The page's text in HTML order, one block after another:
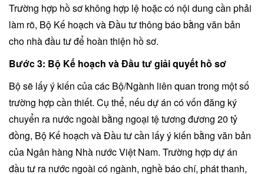
Trường hợp hồ sơ không hợp lệ hoặc có nội dung cần phải
làm rõ, Bộ Kế hoạch và Đầu tư thông báo bằng văn bản
cho nhà đầu tư để hoàn thiện hồ sơ.
Bước 3: Bộ Kế hoạch và Đầu tư giải quyết hồ sơ
Bộ sẽ lấy ý kiến của các Bộ/Ngành liên quan trong một số
trường hợp cần thiết. Cụ thể, nếu dự án có vốn đăng ký
chuyển ra nước ngoài bằng ngoại tệ tương đương 20 tỷ
đồng, Bộ Kế hoạch và Đầu tư cần lấy ý kiến bằng văn bản
của Ngân hàng Nhà nước Việt Nam. Trường hợp dự án
đầu tư ra nước ngoài có ngành, nghề báo chí, phát thanh,